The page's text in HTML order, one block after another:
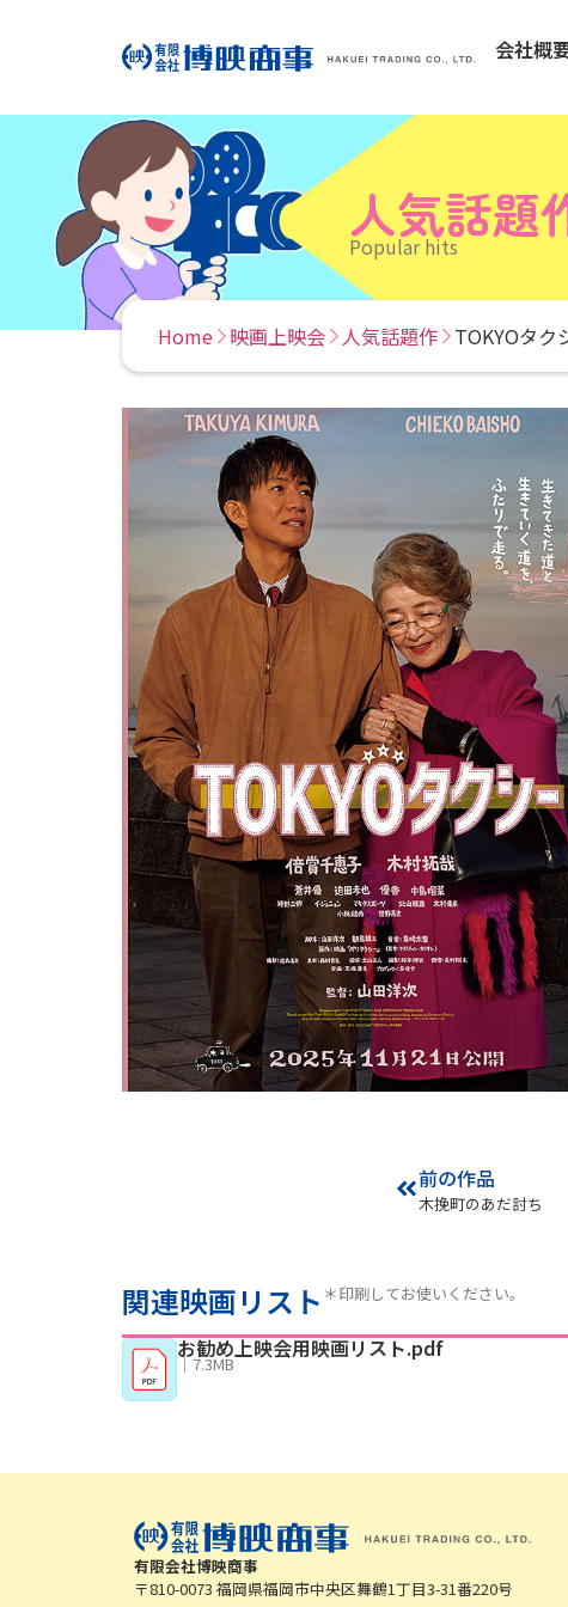
会社概
人気話題
Popular hits
Home 映画上映会 人気話題作 TOKYOタク
前の作品
木挽町のあだ討ち
関連映画リスト ＊印刷してお使いください。
お勧め上映会用映画リスト.pdf
｜7.3MB
有限会社博映商事
〒810-0073 福岡県福岡市中央区舞鶴1丁目3-31番220号